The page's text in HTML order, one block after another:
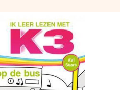
om contact op te nemen, in